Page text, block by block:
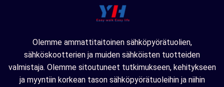
Olemme ammattitaitoinen sähköpyörätuolien,
sähköskootterien ja muiden sähköisten tuotteiden
valmistaja. Olemme sitoutuneet tutkimukseen, kehitykseen
ja myyntiin korkean tason sähköpyörätuoleihin ja niihin